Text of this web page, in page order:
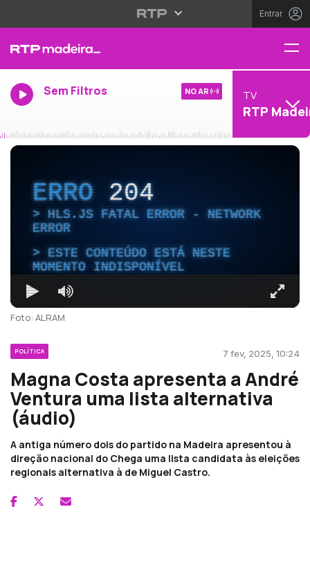
Entrar
Sem Filtros NO AR TV
RTP
ERRO204
HLS.JS FATAL ERROR - NETWORK
ERROR
ESTE CONTEÚDO ESTÁ NESTE
MOMENTO INDISPONÍVEL
Foto: ALRAM
POLÍTICA 7 fev, 2025, 10:24
Magna Costa apresenta a André
Ventura uma lista alternativa
(áudio)
A antiga número dois do partido na Madeira apresentou à
direção nacional do Chega uma lista candidata às eleições
regionais alternativa à de Miguel Castro.